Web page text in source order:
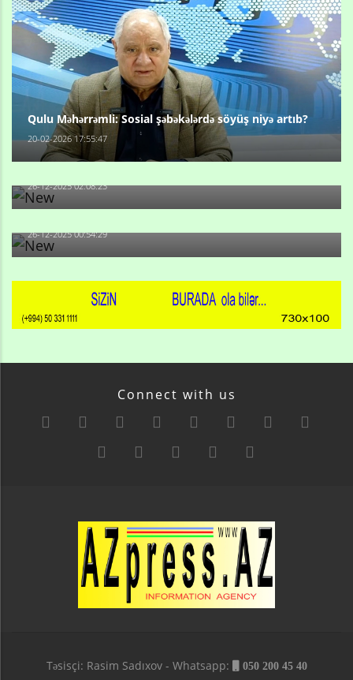
Qulu Məhərrəmli: Sosial şəbəkələrdə söyüş niyə artıb?
20-02-2026 17:55:47
Məni bura NAZİR GÖNDƏRİB - 1937-ci ildən fəaliyyətdə
olan və...
26-12-2025 02:08:23
-Ay qız, sən məhkəməni udmayacaqsan... Sən bilirsən
də, məni...
26-12-2025 00:54:29
Connect with us
Təsisçi: Rasim Sadıxov - Whatsapp: 050 200 45 40